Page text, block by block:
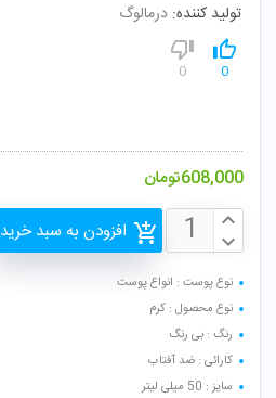
تولید کننده: درمالوگ
0
0
608,000تومان
افزودن به سبد خرید
نوع پوست : انواع پوست
نوع محصول : کرم
رنگ : بی رنگ
کارائی : ضد آفتاب
سایز : 50 میلی لیتر